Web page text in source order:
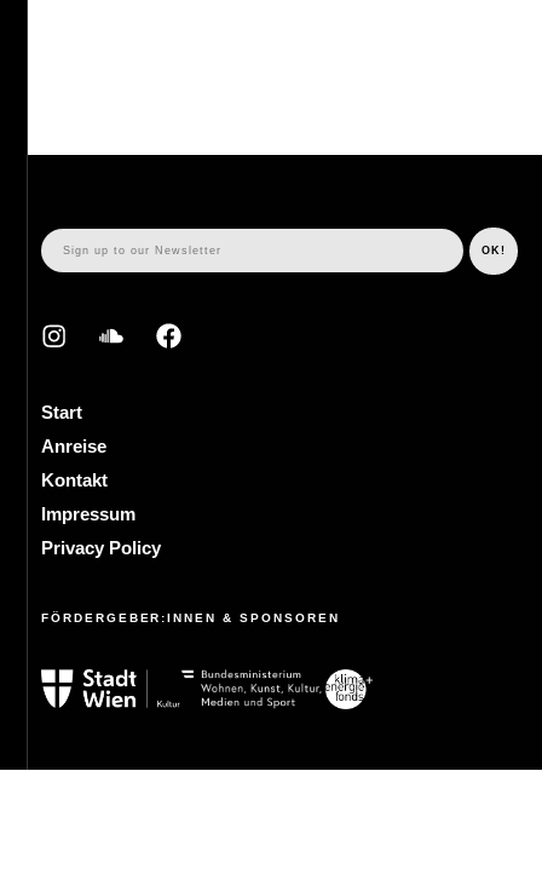
Start
Anreise
Kontakt
Impressum
Privacy Policy
FÖRDERGEBER:INNEN & SPONSOREN